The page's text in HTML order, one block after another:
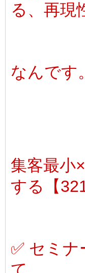
る、再現
なんです。
集客最小
する【
✅ セミ